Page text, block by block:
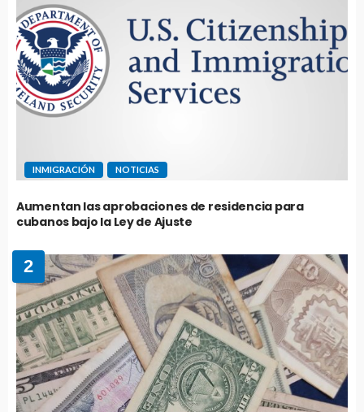
INMIGRACIÓN NOTICIAS
Aumentan las aprobaciones de residencia para
cubanos bajo la Ley de Ajuste
2